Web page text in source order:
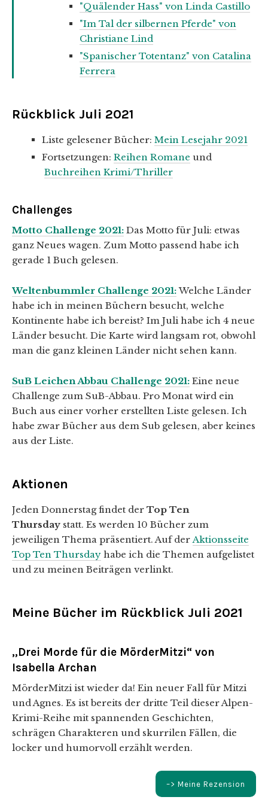
"Quälender Hass" von Linda Castillo
"Im Tal der silbernen Pferde" von
Christiane Lind
"Spanischer Totentanz" von Catalina
Ferrera
Rückblick Juli 2021
Liste gelesener Bücher: Mein Lesejahr 2021
Fortsetzungen: Reihen Romane und
Buchreihen Krimi/Thriller
Challenges
Motto Challenge 2021: Das Motto für Juli: etwas
ganz Neues wagen. Zum Motto passend habe ich
gerade 1 Buch gelesen.
Weltenbummler Challenge 2021:Welche Länder
habe ich in meinen Büchern besucht, welche
Kontinente habe ich bereist? Im Juli habe ich 4 neue
Länder besucht. Die Karte wird langsam rot, obwohl
man die ganz kleinen Länder nicht sehen kann.
SuB Leichen Abbau Challenge 2021: Eine neue
Challenge zum SuB-Abbau. Pro Monat wird ein
Buch aus einer vorher erstellten Liste gelesen. Ich
habe zwar Bücher aus dem Sub gelesen, aber keines
aus der Liste.
Aktionen
Jeden Donnerstag findet der Top Ten
Thursday statt. Es werden 10 Bücher zum
jeweiligen Thema präsentiert. Auf derAktionsseite
Top Ten Thursday habe ich die Themen aufgelistet
und zu meinen Beiträgen verlinkt.
Meine Bücher im Rückblick Juli 2021
„Drei Morde für die MörderMitzi“ von
Isabella Archan
MörderMitzi ist wieder da! Ein neuer Fall für Mitzi
und Agnes. Es ist bereits der dritte Teil dieser Alpen-
Krimi-Reihe mit spannenden Geschichten,
schrägen Charakteren und skurrilen Fällen, die
locker und humorvoll erzählt werden.
–> Meine Rezension